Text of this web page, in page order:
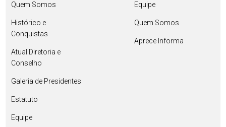
Quem Somos
Histórico e
Conquistas
Atual Diretoria e
Conselho
Galeria de Presidentes
Estatuto
Equipe
Equipe
Quem Somos
Aprece Informa